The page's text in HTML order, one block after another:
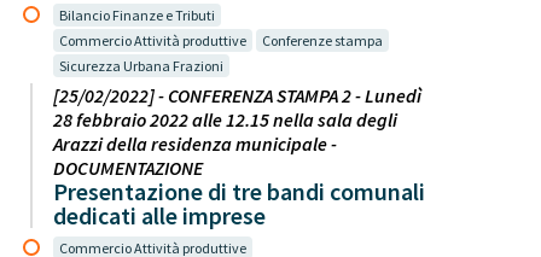
Bilancio Finanze e Tributi
Commercio Attività produttive
Conferenze stampa
Sicurezza Urbana Frazioni
[25/02/2022] - CONFERENZA STAMPA 2 - Lunedì
28 febbraio 2022 alle 12.15 nella sala degli
Arazzi della residenza municipale -
DOCUMENTAZIONE
Presentazione di tre bandi comunali
dedicati alle imprese
Commercio Attività produttive